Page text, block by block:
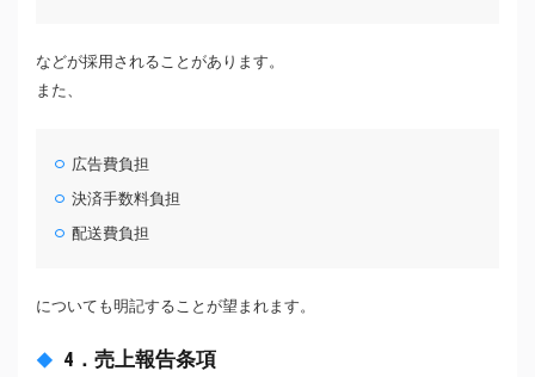
などが採用されることがあります。
また、
広告費負担
決済手数料負担
配送費負担
についても明記することが望まれます。
4．売上報告条項